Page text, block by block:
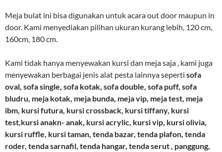
Meja bulat ini bisa digunakan untuk acara out door maupun in
door. Kami menyediakan pilihan ukuran kurang lebih, 120 cm,
160cm, 180 cm.
Kami tidak hanya menyewakan kursi dan meja saja , kami juga
menyewakan berbagai jenis alat pesta lainnya seperti sofa
oval, sofa single, sofa kotak, sofa double, sofa puff, sofa
bludru, meja kotak, meja bunda, meja vip, meja test, meja
ibm, kursi futura, kursi crossback, kursi tiffany, kursi
test,kursi anakn- anak, kursi acrylic, kursi vip, kursi olivia,
kursi ruffle, kursi taman, tenda bazar, tenda plafon, tenda
roder, tenda sarnafil, tenda hangar, tenda serut , panggung,